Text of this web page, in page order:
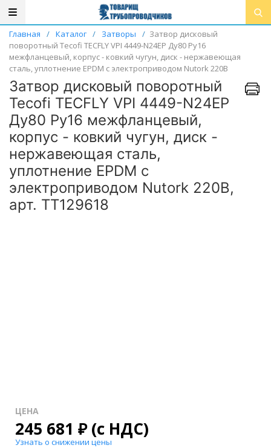
Главная / Каталог / Затворы / Затвор дисковый
поворотный Tecofi TECFLY VPI 4449-N24EP Ду80 Ру16
межфланцевый, корпус - ковкий чугун, диск - нержавеющая
сталь, уплотнение EPDM с электроприводом Nutork 220В
Затвор дисковый поворотный
Tecofi TECFLY VPI 4449-N24EP
Ду80 Ру16 межфланцевый,
корпус - ковкий чугун, диск -
нержавеющая сталь,
уплотнение EPDM с
электроприводом Nutork 220В,
арт. ТТ129618
ЦЕНА
245 681 ₽(с НДС)
Узнать о снижении цены